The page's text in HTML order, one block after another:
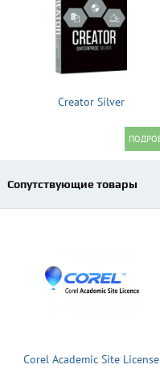
Creator Silver
Сопутствующие товары
Corel Academic Site License